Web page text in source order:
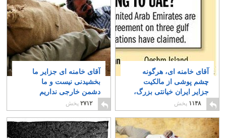
آقای خامنه ای، هرگونه
چشم پوشی از مالکیت
جزایر ایران خیانتی بزرگ،
و گناهی نابخشودنی است
۴
۱۱۴۸ پخش
آقای خامنه ای جزایر ما
بخشیدنی نیست و ما
دشمن خارجی نداریم
دشمن ما شما جنایتکارانید
۱۴
۲۷۱۲ پخش